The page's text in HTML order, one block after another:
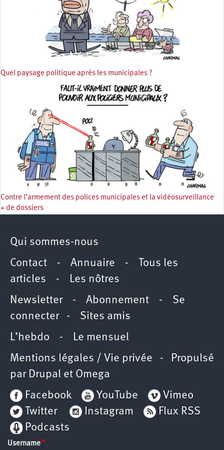
Quel paysage politique après les municipales ?
Contre l’armement des polices municipales et la vidéosurveillance
+ de dossiers
Qui sommes-nous
Contact - Annuaire -
Tous les
articles - Les nôtres
Newsletter- Abonnement - Se
connecter- Sites amis
L’hebdo - Le mensuel
Mentions légales / Vie privée - Propulsé
par Drupal et Omega
Facebook
YouTube
Vimeo
Twitter
Instagram
Flux RSS
Podcasts
Username